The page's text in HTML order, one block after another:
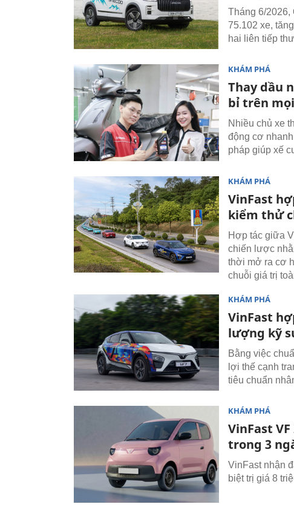
Tháng 6/2026,
75.102 xe,
hai liên tiếp
KHÁM PHÁ
Thay dầu
bỉ trên
Nhiều chủ xe
động cơ
pháp giúp xế
KHÁM PHÁ
VinFast
kiểm thử
Hợp tác giữa
chiến lược
thời mở ra cơ
chuỗi giá trị
KHÁM PHÁ
VinFast
lượng kỹ
Bằng việc
lợi thế cạnh
tiêu chuẩn
KHÁM PHÁ
VinFast
trong 3
VinFast nhận
biệt trị giá 8